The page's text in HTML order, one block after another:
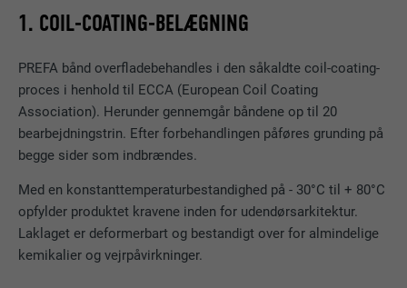
1. COIL-COATING-BELÆGNING
PREFA bånd overfladebehandles i den såkaldte coil-coating-
proces i henhold til ECCA (European Coil Coating
Association). Herunder gennemgår båndene op til 20
bearbejdningstrin. Efter forbehandlingen påføres grunding på
begge sider som indbrændes.
Med en konstanttemperaturbestandighed på - 30°C til + 80°C
opfylder produktet kravene inden for udendørsarkitektur.
Laklaget er deformerbart og bestandigt over for almindelige
kemikalier og vejrpåvirkninger.